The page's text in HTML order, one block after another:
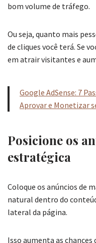
bom volume de tráfego.
Ou seja, quanto mais
de cliques você terá. Se
em atrair visitantes e
Google AdSense: 7
Aprovar e Monetizar
Posicione os
estratégica
Coloque os anúncios de
natural dentro do
lateral da página.
Isso aumenta as